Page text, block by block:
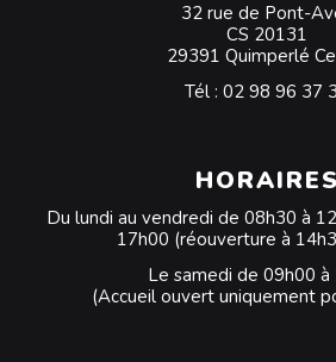
32 rue de Pont-
CS 20131
29391 Quimperlé
Tél : 02 98 96 37
HORAIRES
Du lundi au vendredi de 08h30 à
17h00 (réouverture à
Le samedi de 09h00 à
(Accueil ouvert uniquement